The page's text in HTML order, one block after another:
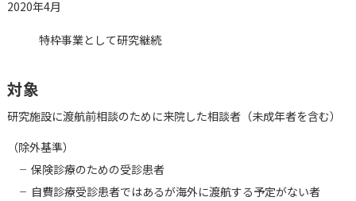
2020年4月
特枠事業として研究継続
対象
研究施設に渡航前相談のために来院した相談者（未成年者を含む）
（除外基準）
保険診療のための受診患者
自費診療受診患者ではあるが海外に渡航する予定がない者